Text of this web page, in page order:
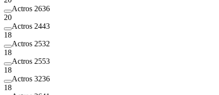
Actros 2636
20
Actros 2443
18
Actros 2532
18
Actros 2553
18
Actros 3236
18